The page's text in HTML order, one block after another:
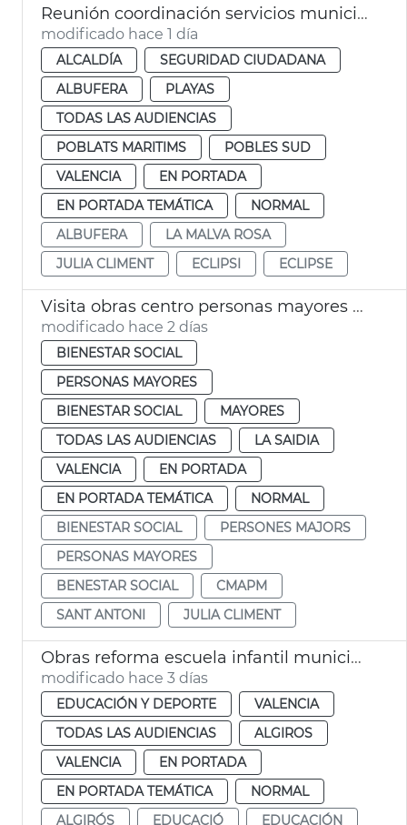
Reunión coordinación servicios municipales eclipse València
modificado hace 1 día
ALCALDÍA
SEGURIDAD CIUDADANA
ALBUFERA
PLAYAS
TODAS LAS AUDIENCIAS
POBLATS MARITIMS
POBLES SUD
VALENCIA
EN PORTADA
EN PORTADA TEMÁTICA
NORMAL
ALBUFERA
LA MALVA ROSA
JULIA CLIMENT
ECLIPSI ECLIPSE
Visita obras centro personas mayores Sant Antoni València
modificado hace 2 días
BIENESTAR SOCIAL
PERSONAS MAYORES
BIENESTAR SOCIAL
MAYORES
TODAS LAS AUDIENCIAS
LA SAIDIA
VALENCIA
EN PORTADA
EN PORTADA TEMÁTICA
NORMAL
BIENESTAR SOCIAL
PERSONES MAJORS
PERSONAS MAYORES
BENESTAR SOCIAL
CMAPM
SANT ANTONI
JULIA CLIMENT
Obras reforma escuela infantil municipal Pardalets
modificado hace 3 días
EDUCACIÓN Y DEPORTE
VALENCIA
TODAS LAS AUDIENCIAS
ALGIROS
VALENCIA
EN PORTADA
EN PORTADA TEMÁTICA
NORMAL
ALGIRÓS
EDUCACIÓ EDUCACIÓN